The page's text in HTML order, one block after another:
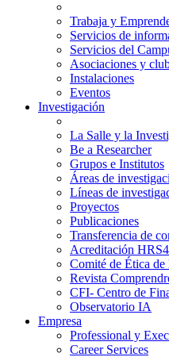
Trabaja y
Servicios de
Servicios del
Asociaciones y
Instalaciones
Eventos
Investigación
La Salle y la
Be a Researcher
Grupos e Institutos
Áreas de
Líneas de
Proyectos
Publicaciones
Transferencia de
Acreditación
Comité de Ética
Revista
CFI- Centro de
Observatorio IA
Empresa
Professional y
Career Services